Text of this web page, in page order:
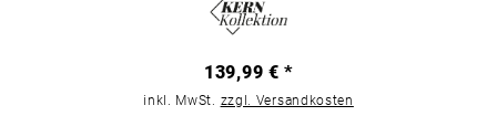
139,99 € *
inkl. MwSt. zzgl. Versandkosten